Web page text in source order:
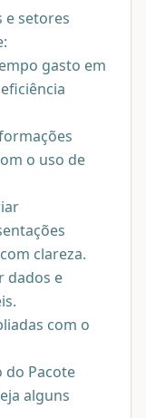
e setores
gasto em
o uso de
clareza.
dados e
com o
do Pacote
alguns